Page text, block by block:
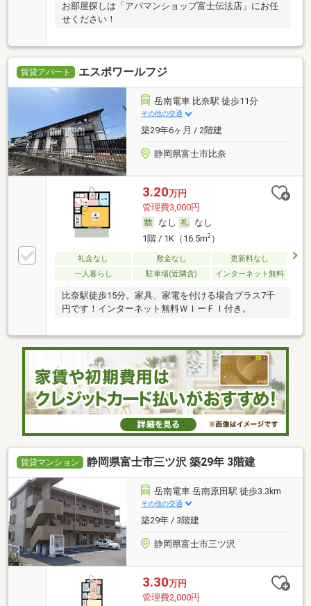
お部屋探しは「アパマンショップ富士伝法店」にお任
せください！
賃貸アパート エスポワールフジ
岳南電車 比奈駅 徒歩11分
その他の交通
築29年6ヶ月 / 2階建
静岡県富士市比奈
3.20万円
管理費3,000円
なし
なし
1階 / 1K（16.5m2）
礼金なし 敷金なし
更新料なし
一人暮らし
駐車場(近隣含) インターネット無料
比奈駅徒歩15分。家具、家電を付ける場合プラス7千
円です！インターネット無料ＷＩーＦＩ付き。
賃貸マンション 静岡県富士市三ツ沢 築29年 3階建
岳南電車 岳南原田駅 徒歩3.3km
その他の交通
築29年 / 3階建
静岡県富士市三ツ沢
3.30万円
管理費2,000円